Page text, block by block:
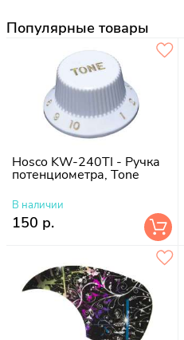
Популярные товары
Hosco KW-240TI - Ручка
потенциометра, Tone
В наличии
150 р.